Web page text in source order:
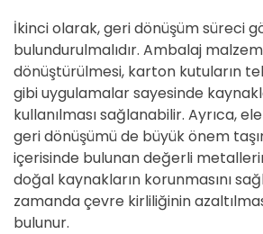
İkinci olarak, geri dönüşüm süreci
bulundurulmalıdır. Ambalaj
dönüştürülmesi, karton kutuların
gibi uygulamalar sayesinde
kullanılması sağlanabilir. Ayrıca,
geri dönüşümü de büyük önem
içerisinde bulunan değerli
doğal kaynakların korunmasını
zamanda çevre kirliliğinin
bulunur.